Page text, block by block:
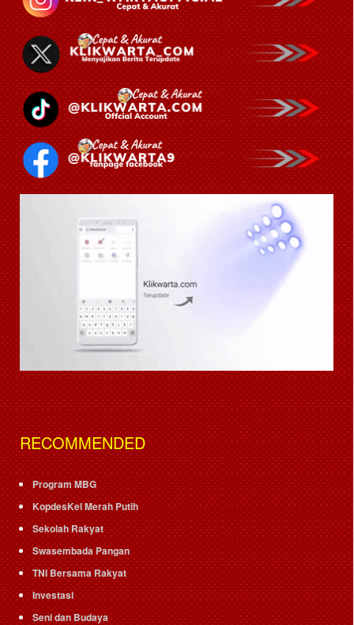
RECOMMENDED
Program MBG
KopdesKel Merah Putih
Sekolah Rakyat
Swasembada Pangan
TNI Bersama Rakyat
Investasi
Seni dan Budaya